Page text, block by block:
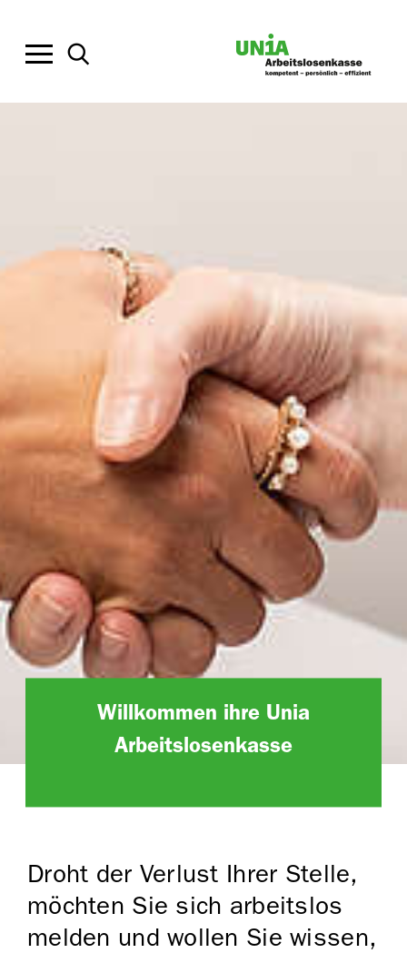
Willkommen ihre Unia
Arbeitslosenkasse
Droht der Verlust Ihrer Stelle,
möchten Sie sich arbeitslos
melden und wollen Sie wissen,